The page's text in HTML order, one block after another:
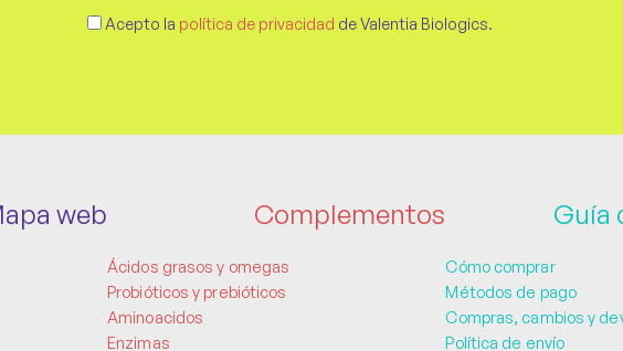
Acepto la política de privacidad de Valentia Biologics.
web Complementos
Ácidos grasos y omegas
Probióticos y prebióticos
Aminoacidos
Enzimas
Guía
Cómo comprar
Métodos de pago
Compras, cambios y
Política de envío